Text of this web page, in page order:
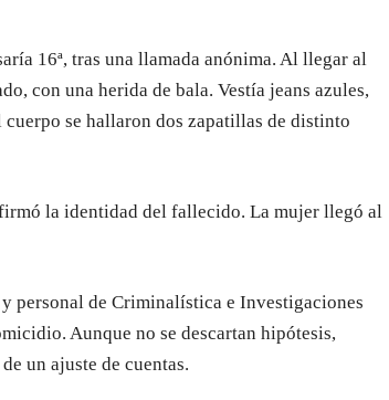
16ª, tras una llamada anónima. Al llegar al
con una herida de bala. Vestía jeans azules,
se hallaron dos zapatillas de distinto
la identidad del fallecido. La mujer llegó al
y personal de Criminalística e Investigaciones
Aunque no se descartan hipótesis,
un ajuste de cuentas.